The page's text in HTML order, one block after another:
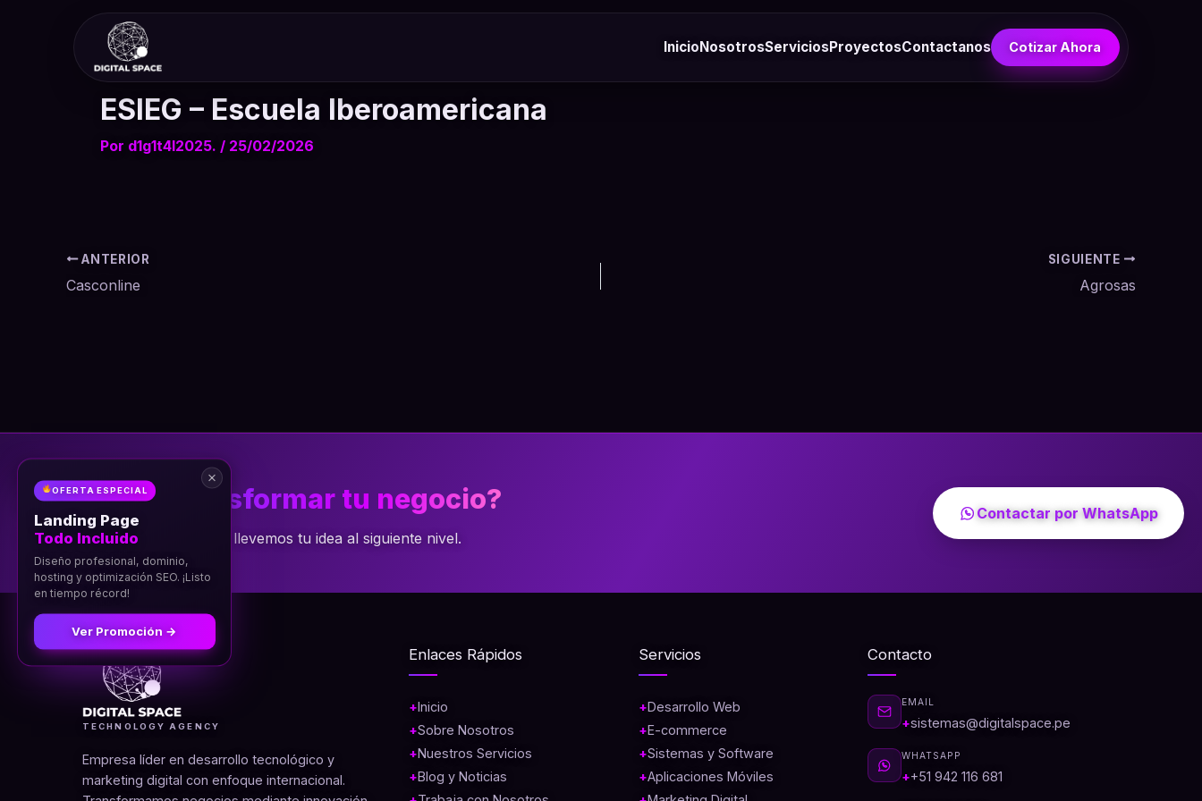
Inicio NosotrosServiciosProyectosContactanos Cotizar Ahora
ESIEG – Escuela Iberoamericana
Por d1g1t4l2025. / 25/02/2026
ANTERIOR
Casconline
SIGUIENTE
Agrosas
¿Listo para transformar tu negocio?
Conversemos por WhatsApp y llevemos tu idea al siguiente nivel.
Contactar por WhatsApp
TECHNOLOGY AGENCY
Empresa líder en desarrollo tecnológico y
marketing digital con enfoque internacional.
Enlaces Rápidos
Inicio
Sobre Nosotros
Nuestros Servicios
Blog y Noticias
Servicios
Desarrollo Web
E-commerce
Sistemas y Software
Aplicaciones Móviles
Contacto
EMAIL
sistemas@digitalspace.pe
WHATSAPP
+51 942 116 681
OFERTA ESPECIAL
Landing Page
Todo Incluido
Diseño profesional, dominio,
hosting y optimización SEO. ¡Listo
en tiempo récord!
Ver Promoción →